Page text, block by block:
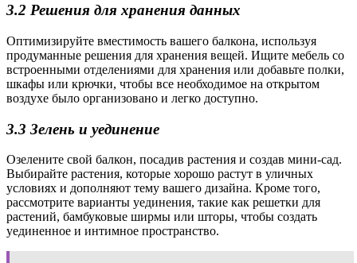
3.2 Решения для хранения данных
Оптимизируйте вместимость вашего балкона, используя
продуманные решения для хранения вещей. Ищите мебель со
встроенными отделениями для хранения или добавьте полки,
шкафы или крючки, чтобы все необходимое на открытом
воздухе было организовано и легко доступно.
3.3 Зелень и уединение
Озелените свой балкон, посадив растения и создав мини-сад.
Выбирайте растения, которые хорошо растут в уличных
условиях и дополняют тему вашего дизайна. Кроме того,
рассмотрите варианты уединения, такие как решетки для
растений, бамбуковые ширмы или шторы, чтобы создать
уединенное и интимное пространство.